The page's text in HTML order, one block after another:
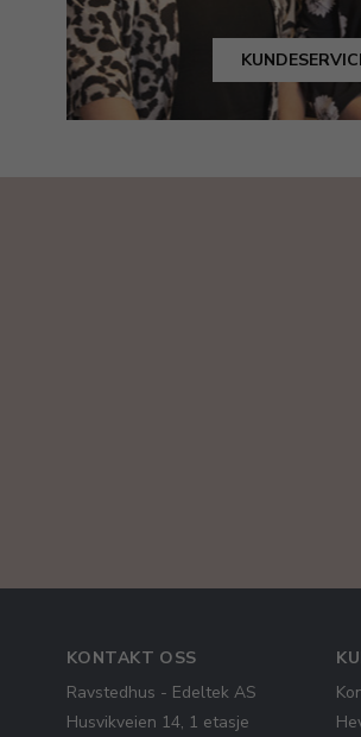
KONTAKT OSS
Ravstedhus - Edeltek AS
Husvikveien 14, 1 etasje